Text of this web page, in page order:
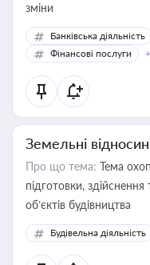
зміни
Банківська діяльність
Фінансові послуги
Земельні
Про що тема: Тема
підготовки,
об’єктів будівництва
Будівельна діяльність